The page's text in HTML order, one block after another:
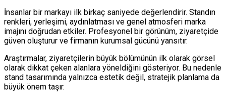
İnsanlar bir markayı ilk birkaç saniyede değerlendirir. Standın
renkleri, yerleşimi, aydınlatması ve genel atmosferi marka
imajını doğrudan etkiler. Profesyonel bir görünüm, ziyaretçide
güven oluşturur ve firmanın kurumsal gücünü yansıtır.
Araştırmalar, ziyaretçilerin büyük bölümünün ilk olarak görsel
olarak dikkat çeken alanlara yöneldiğini gösteriyor. Bu nedenle
stand tasarımında yalnızca estetik değil, stratejik planlama da
büyük önem taşır.